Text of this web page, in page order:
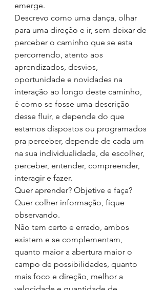
emerge.
Descrevo como uma dança, olhar
para uma direção e ir, sem deixar de
perceber o caminho que se esta
percorrendo, atento aos
aprendizados, desvios,
oportunidade e novidades na
interação ao longo deste caminho,
é como se fosse uma descrição
desse fluir, e depende do que
estamos dispostos ou programados
pra perceber, depende de cada um
na sua individualidade, de escolher,
perceber, entender, compreender,
interagir e fazer.
Quer aprender? Objetive e faça?
Quer colher informação, fique
observando.
Não tem certo e errado, ambos
existem e se complementam,
quanto maior a abertura maior o
campo de possibilidades, quanto
mais foco e direção, melhor a